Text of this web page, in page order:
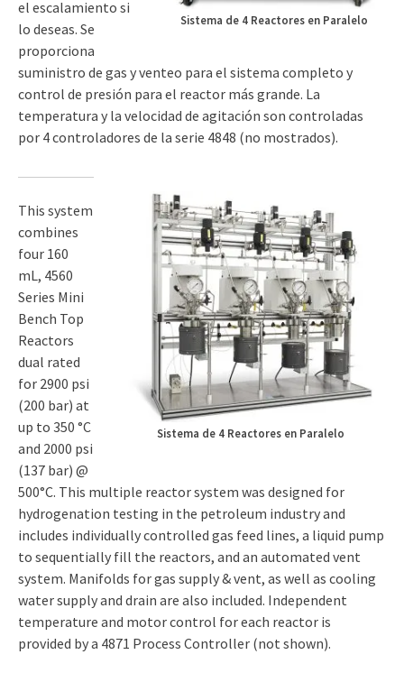
Sistema de 4 Reactores en Paralelo
el escalamiento si
lo deseas. Se
proporciona
suministro de gas y venteo para el sistema completo y
control de presión para el reactor más grande. La
temperatura y la velocidad de agitación son controladas
por 4 controladores de la serie 4848 (no mostrados).
Sistema de 4 Reactores en Paralelo
This system
combines
four 160
mL, 4560
Series Mini
Bench Top
Reactors
dual rated
for 2900 psi
(200 bar) at
up to 350 °C
and 2000 psi
(137 bar) @
500°C. This multiple reactor system was designed for
hydrogenation testing in the petroleum industry and
includes individually controlled gas feed lines, a liquid pump
to sequentially fill the reactors, and an automated vent
system. Manifolds for gas supply & vent, as well as cooling
water supply and drain are also included. Independent
temperature and motor control for each reactor is
provided by a 4871 Process Controller (not shown).